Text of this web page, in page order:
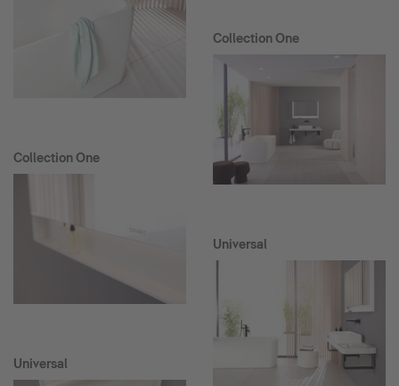
Collection One
Universal
Collection One
Universal